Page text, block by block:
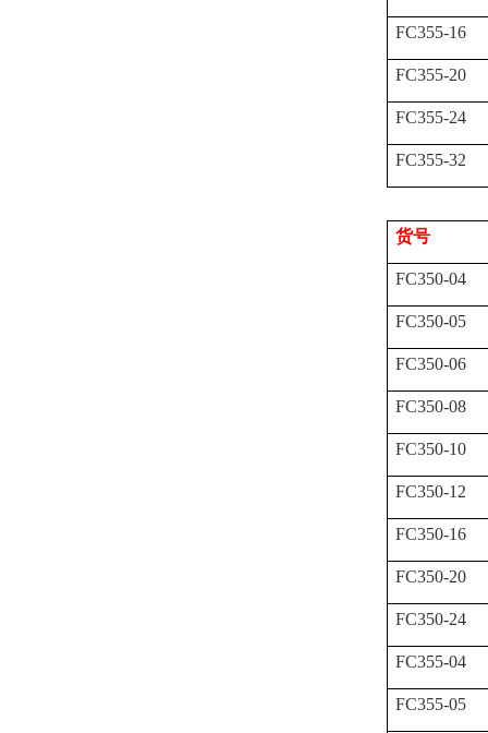
FC355-16
FC355-20
FC355-24
FC355-32
货号
FC350-04
FC350-05
FC350-06
FC350-08
FC350-10
FC350-12
FC350-16
FC350-20
FC350-24
FC355-04
FC355-05